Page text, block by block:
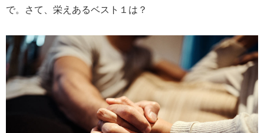
で。さて、栄えあるベスト１は？